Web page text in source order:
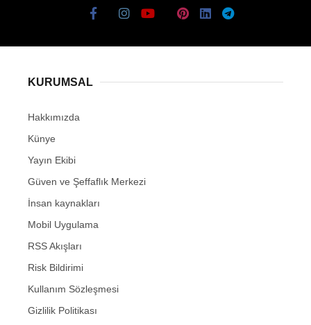
KURUMSAL
Hakkımızda
Künye
Yayın Ekibi
Güven ve Şeffaflık Merkezi
İnsan kaynakları
Mobil Uygulama
RSS Akışları
Risk Bildirimi
Kullanım Sözleşmesi
Gizlilik Politikası